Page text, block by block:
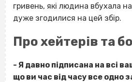
гривень, які людина вбухала
дуже згодилися на цей збір.
Про хейтерів та
- Я давно підписана на всі
що ви час від часу все одно